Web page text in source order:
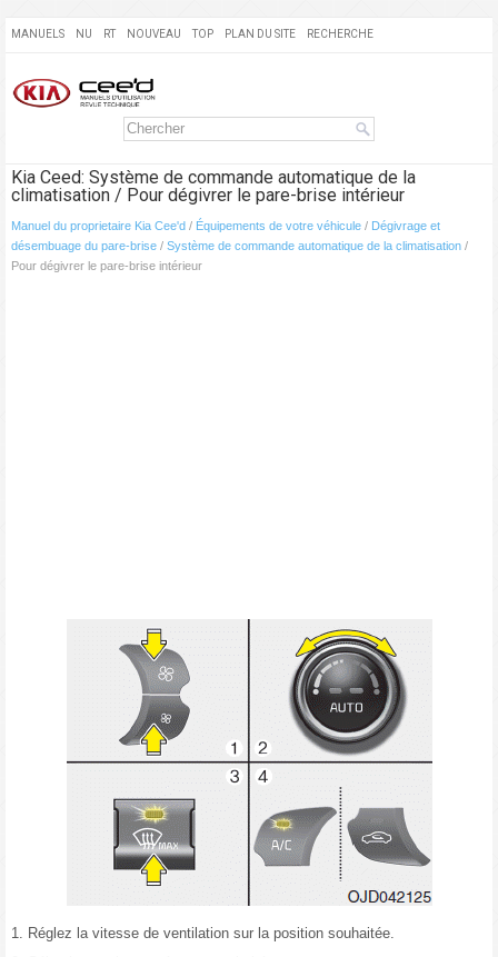
MANUELS NU RT NOUVEAU TOP PLAN DU SITE RECHERCHE
Kia Ceed: Système de commande automatique de la
climatisation / Pour dégivrer le pare-brise intérieur
Manuel du proprietaire Kia Cee'd / Équipements de votre véhicule / Dégivrage et
désembuage du pare-brise / Système de commande automatique de la climatisation /
Pour dégivrer le pare-brise intérieur
1. Réglez la vitesse de ventilation sur la position souhaitée.